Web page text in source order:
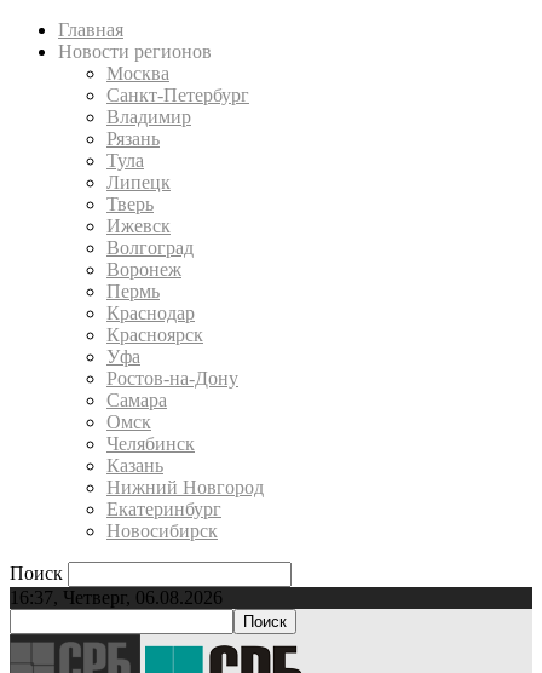
Главная
Новости регионов
Москва
Санкт-Петербург
Владимир
Рязань
Тула
Липецк
Тверь
Ижевск
Волгоград
Воронеж
Пермь
Краснодар
Красноярск
Уфа
Ростов-на-Дону
Самара
Омск
Челябинск
Казань
Нижний Новгород
Екатеринбург
Новосибирск
Поиск
16:37, Четверг, 06.08.2026